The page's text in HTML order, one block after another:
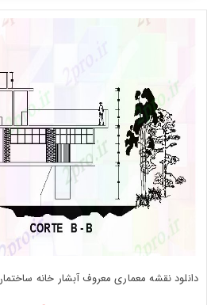
ثبت
نام
عبور
علاقه
مندی
ها
دانلود نقشه معماری معروف آبشار خانه ساختمان